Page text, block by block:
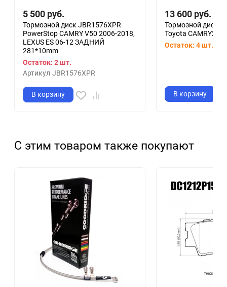
5 500 руб.
Тормозной диск JBR1576XPR
PowerStop CAMRY V50 2006-2018,
LEXUS ES 06-12 ЗАДНИЙ
281*10mm
Остаток: 2 шт.
Артикул JBR1576XPR
В корзину
13 600 руб.
Тормозной диск
Toyota
Остаток: 4 шт.
В корзину
С этим товаром также покупают